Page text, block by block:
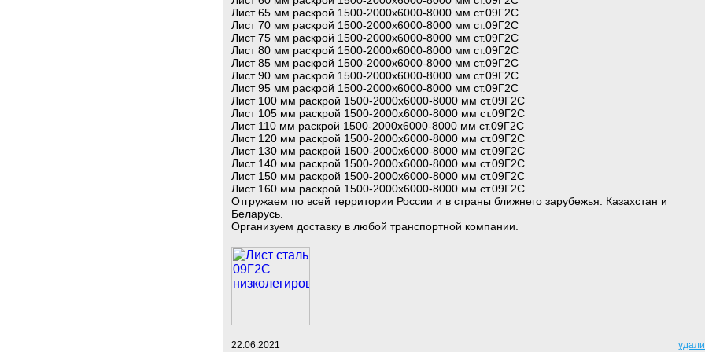
Лист 65 мм раскрой 1500-2000х6000-8000 мм ст.09Г2С
Лист 70 мм раскрой 1500-2000х6000-8000 мм ст.09Г2С
Лист 75 мм раскрой 1500-2000х6000-8000 мм ст.09Г2С
Лист 80 мм раскрой 1500-2000х6000-8000 мм ст.09Г2С
Лист 85 мм раскрой 1500-2000х6000-8000 мм ст.09Г2С
Лист 90 мм раскрой 1500-2000х6000-8000 мм ст.09Г2С
Лист 95 мм раскрой 1500-2000х6000-8000 мм ст.09Г2С
Лист 100 мм раскрой 1500-2000х6000-8000 мм ст.09Г2С
Лист 105 мм раскрой 1500-2000х6000-8000 мм ст.09Г2С
Лист 110 мм раскрой 1500-2000х6000-8000 мм ст.09Г2С
Лист 120 мм раскрой 1500-2000х6000-8000 мм ст.09Г2С
Лист 130 мм раскрой 1500-2000х6000-8000 мм ст.09Г2С
Лист 140 мм раскрой 1500-2000х6000-8000 мм ст.09Г2С
Лист 150 мм раскрой 1500-2000х6000-8000 мм ст.09Г2С
Лист 160 мм раскрой 1500-2000х6000-8000 мм ст.09Г2С
Отгружаем по всей территории России и в страны ближнего зарубежья: Казахстан и
Беларусь.
Организуем доставку в любой транспортной компании.
22.06.2021